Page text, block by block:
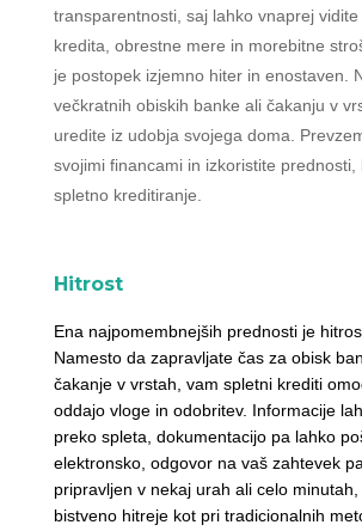
transparentnosti, saj lahko vnaprej
kredita, obrestne mere in morebitne
je postopek izjemno hiter in enostaven.
večkratnih obiskih banke ali čakanju v
uredite iz udobja svojega doma.
svojimi financami in izkoristite prednosti,
spletno kreditiranje.
Hitrost
Ena najpomembnejših prednosti je
Namesto da zapravljate čas za obisk
čakanje v vrstah, vam spletni krediti
oddajo vloge in odobritev. Informacije
preko spleta, dokumentacijo pa lahko
elektronsko, odgovor na vaš zahtevek
pripravljen v nekaj urah ali celo
bistveno hitreje kot pri tradicionalnih